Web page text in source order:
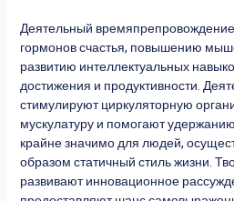
Деятельный
гормонов счастья, повышению
развитию интеллектуальных
достижения и продуктивности.
стимулируют циркуляторную
мускулатуру и помогают
крайне значимо для людей,
образом статичный стиль жизни.
развивают инновационное